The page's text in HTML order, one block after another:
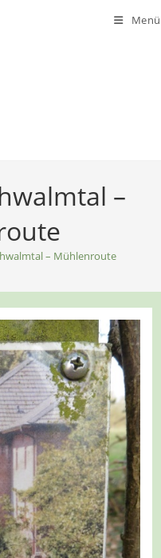
Menü
–
– Mühlenroute